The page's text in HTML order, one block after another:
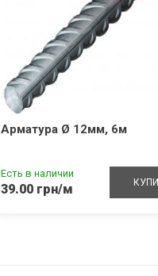
Арматура Ø 12мм, 6м
Есть в наличии
39.00 грн/м